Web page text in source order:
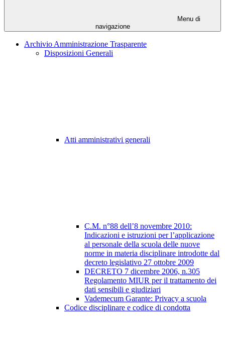
Menu di
navigazione
Archivio Amministrazione Trasparente
Disposizioni Generali
Atti amministrativi generali
C.M. n°88 dell’8 novembre 2010:
Indicazioni e istruzioni per l’applicazione
al personale della scuola delle nuove
norme in materia disciplinare introdotte dal
decreto legislativo 27 ottobre 2009
DECRETO 7 dicembre 2006, n.305
Regolamento MIUR per il trattamento dei
dati sensibili e giudiziari
Vademecum Garante: Privacy a scuola
Codice disciplinare e codice di condotta